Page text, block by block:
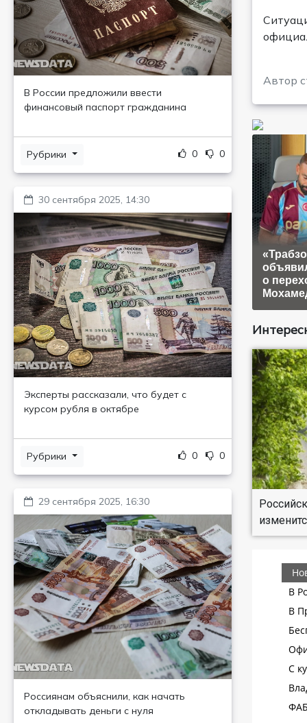
В России предложили ввести
финансовый паспорт гражданина
Рубрики 0 0
30 сентября 2025, 14:30
Эксперты рассказали, что будет с
курсом рубля в октябре
Рубрики 0 0
29 сентября 2025, 16:30
Россиянам объяснили, как начать
откладывать деньги с нуля
Автор
о